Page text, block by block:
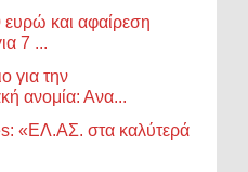
και αφαίρεση
7 ...
για την
ανομία: Ανα...
«ΕΛ.ΑΣ. στα καλύτερά